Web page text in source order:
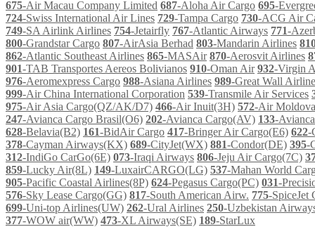
675-Air Macau Company Limited 687-Aloha Air Cargo 695-
724-Swiss International Air Lines 729-Tampa Cargo 730-ACG Air
749-SA Airlink Airlines 754-Jetairfly 767-Atlantic Airways 771-
800-Grandstar Cargo 807-AirAsia Berhad 803-Mandarin Airlines
862-Atlantic Southeast Airlines 865-MASAir 870-Aerosvit Airlines
901-TAB Transportes Aereos Bolivianos 910-Oman Air 932-Virgin
976-Aeromexpress Cargo 988-Asiana Airlines 989-Great Wall
999-Air China International Corporation 539-Transmile Air Services
975-Air Asia Cargo(QZ/AK/D7) 466-Air Inuit(3H) 572-Air
247-Avianca Cargo Brasil(O6) 202-Avianca Cargo(AV) 133-
628-Belavia(B2) 161-BidAir Cargo 417-Bringer Air Cargo(E6) 622-
378-Cayman Airways(KX) 689-CityJet(WX) 881-Condor(DE) 395-
312-IndiGo CarGo(6E) 073-Iraqi Airways 806-Jeju Air Cargo(7C)
859-Lucky Air(8L) 149-LuxairCARGO(LG) 537-Mahan World
905-Pacific Coastal Airlines(8P) 624-Pegasus Cargo(PC) 031-
576-Sky Lease Cargo(GG) 817-South American Airw. 775-SpiceJet
699-Uni-top Airlines(UW) 262-Ural Airlines 250-Uzbekistan
377-WOW air(WW) 473-XL Airways(SE) 189-StarLux